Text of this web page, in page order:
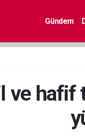
Gündem
hafif